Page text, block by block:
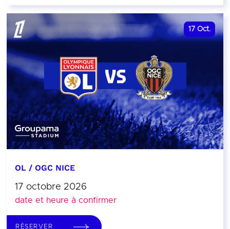
17 Oct.
OL / OGC NICE
17 octobre 2026
date et heure à confirmer
RÉSERVER